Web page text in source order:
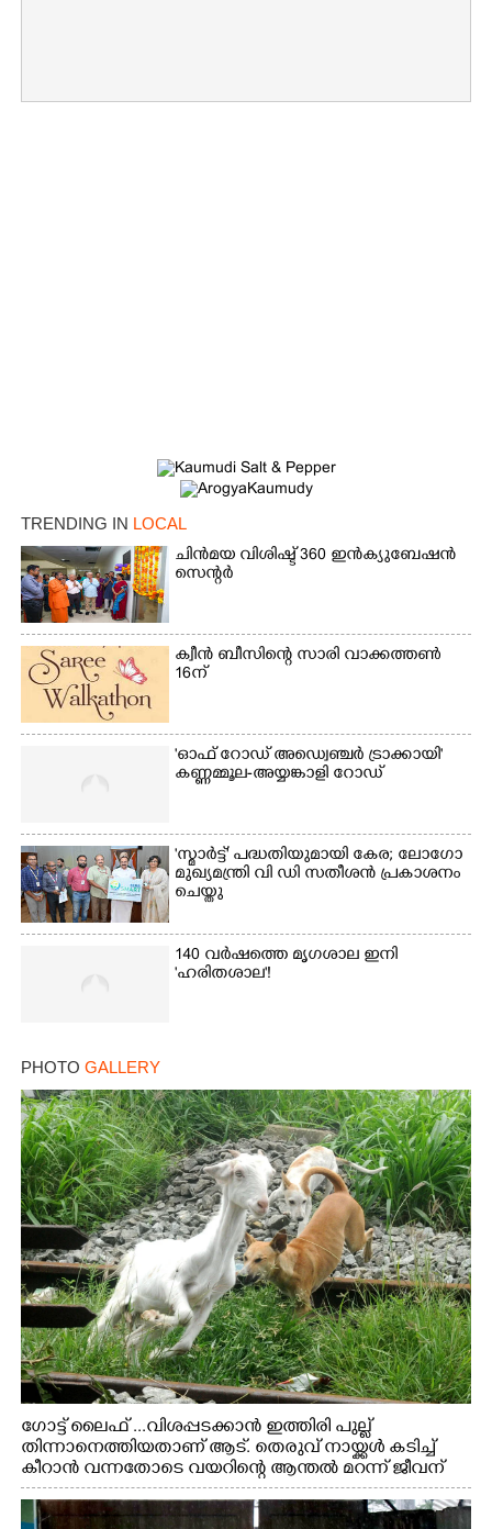
TRENDING IN LOCAL
ചിൻമയ വിശിഷ്ട് 360 ഇൻക്യുബേഷൻ
സെന്റർ
ക്വീൻ ബീസിന്റെ സാരി വാക്കത്തൺ
16ന്
'ഓഫ് റോഡ് അഡ്വെഞ്ചർ ട്രാക്കായി'
കണ്ണമ്മൂല-അയ്യങ്കാളി റോഡ്
'സ്മാർട്ട്' പദ്ധതിയുമായി കേര; ലോഗോ
മുഖ്യമന്ത്രി വി ഡി സതീശൻ പ്രകാശനം
ചെയ്തു
140 വർഷത്തെ മൃഗശാല ഇനി
'ഹരിതശാല'!
PHOTO GALLERY
ഗോട്ട് ലൈഫ് ...വിശപ്പടക്കാൻ ഇത്തിരി പുല്ല്
തിന്നാനെത്തിയതാണ് ആട്. തെരുവ് നായ്ക്കൾ കടിച്ച്
കീറാൻ വന്നതോടെ വയറിന്റെ ആന്തൽ മറന്ന് ജീവന്
വേണ്ടിയായി ഓട്ടം. എറണാകുളം വാത്തുരുത്തിയിൽ
നിന്നുള്ള കാഴ്ച